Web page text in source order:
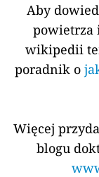
Aby
powietrza
wikipedii
poradnik o
Więcej
blogu